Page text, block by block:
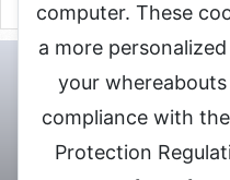
チャットレディ登録申込
会・解約・移籍の申請
式
DXLIVEのチャッ
computer. These
a more
your
compliance with
Protection